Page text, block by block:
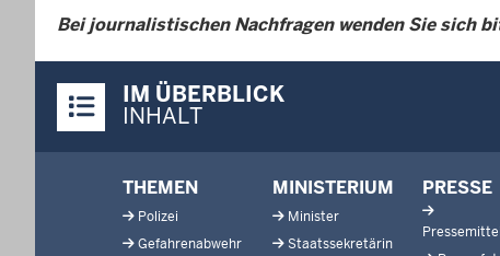
Bei journalistischen Nachfragen wenden Sie sich
Inhalte
IM ÜBERBLICK
INHALT
THEMEN
Polizei
Gefahrenabwehr
MINISTERIUM
Minister
Staatssekretärin
PRESSE